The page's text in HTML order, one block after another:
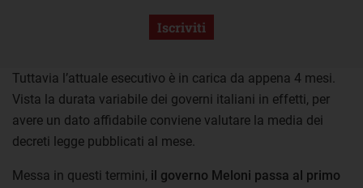
Iscriviti
Tuttavia l’attuale esecutivo è in carica da appena 4 mesi.
Vista la durata variabile dei governi italiani in effetti, per
avere un dato affidabile conviene valutare la media dei
decreti legge pubblicati al mese.
Messa in questi termini, il governo Meloni passa al primo